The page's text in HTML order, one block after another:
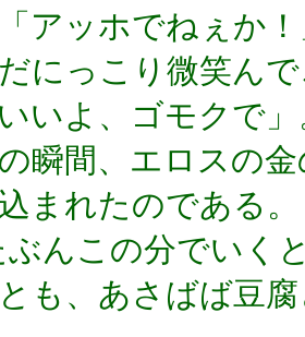
アッホでねぇか
にっこり微笑ん
いいよ、ゴモクで
瞬間、エロスの
まれたのである。
ぶんこの分でいく
も、あさばば豆